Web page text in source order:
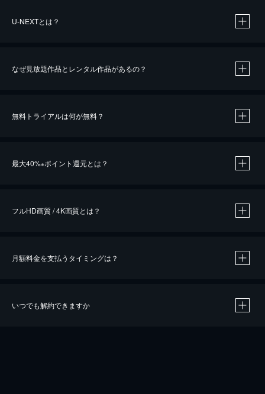
U-NEXTとは？
なぜ見放題作品とレンタル作品があるの？
無料トライアルは何が無料？
最大40%※ポイント還元とは？
※40％ポイント還元の対象は、クレジットカード決済による作品の購入 / レンタルです。
フルHD画質 / 4K画質とは？
月額料金を支払うタイミングは？
いつでも解約できますか